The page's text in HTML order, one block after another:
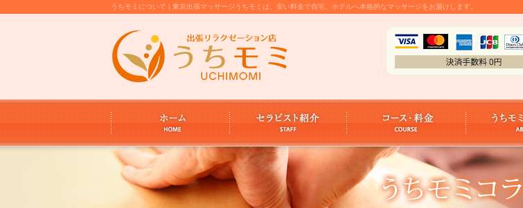
うちモミについて | 東京出張マッサージうちモミは、安い料金で自宅、ホテルへ本格的なマッサージをお届けします。